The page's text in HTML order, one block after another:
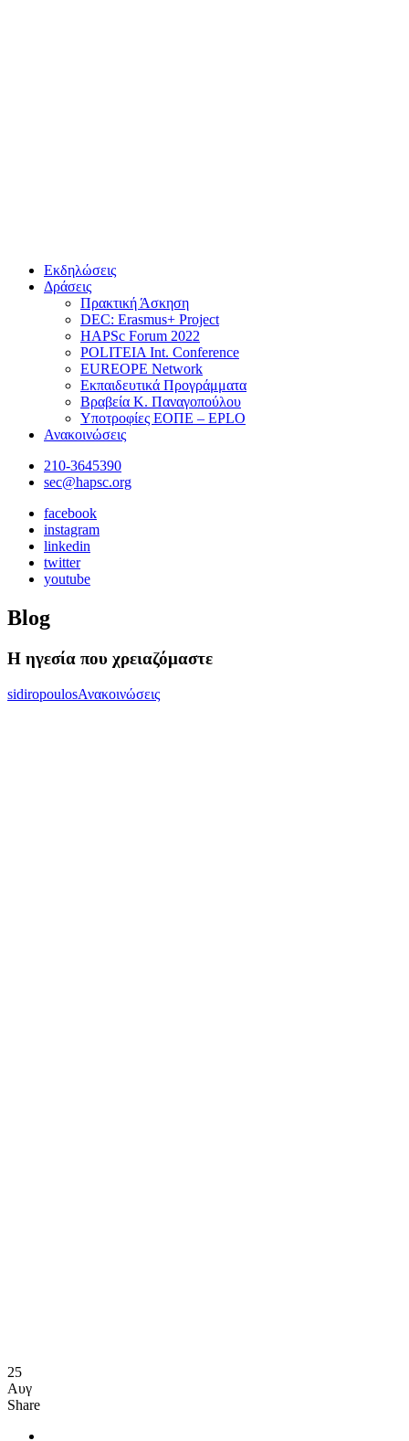
Εκδηλώσεις
Δράσεις
Πρακτική Άσκηση
DEC: Erasmus+ Project
HAPSc Forum 2022
POLITEIA Int. Conference
EUREOPE Network
Εκπαιδευτικά Προγράμματα
Βραβεία Κ. Παναγοπούλου
Υποτροφίες ΕΟΠΕ – EPLO
Ανακοινώσεις
210-3645390
sec@hapsc.org
facebook
instagram
linkedin
twitter
youtube
Blog
Η ηγεσία που χρειαζόμαστε
sidiropoulosΑνακοινώσεις
25
Αυγ
Share